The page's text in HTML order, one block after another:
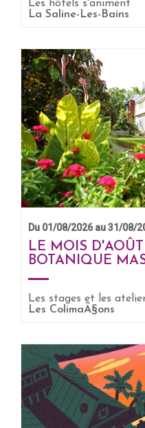
EN
Les hôtels s'animent
La Saline-Les-Bains
Du 01/08/2026 au 31/08/
LE MOIS
BOTANIQUE
Les stages et les
Les ColimaÃ§ons